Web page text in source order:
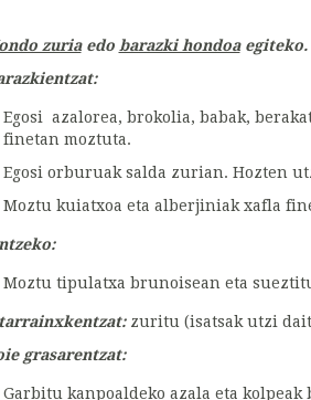
zuriaedo barazki hondoaegiteko.
Egosi azalorea, brokolia, babak,
finetan moztuta.
Egosi orburuak salda zurian. Hozten
Moztu kuiatxoa eta alberjiniak xafla
Moztu tipulatxa brunoisean eta
zuritu (isatsak utzi
grasarentzat:
Garbitu kanpoaldeko azala eta